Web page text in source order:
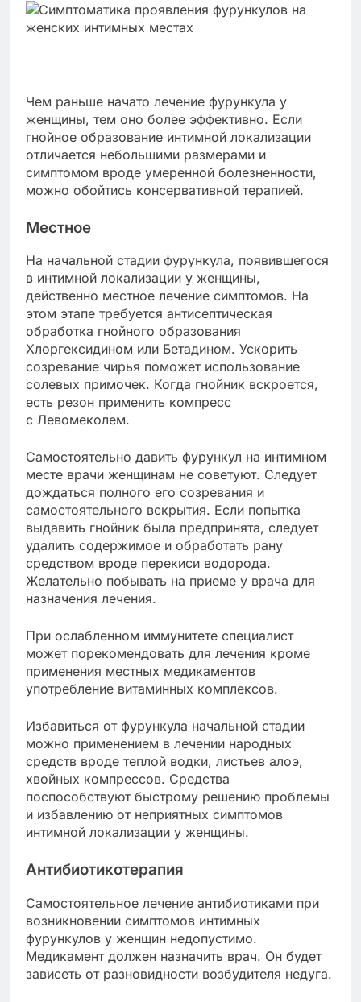
Чем раньше начато лечение фурункула у
женщины, тем оно более эффективно. Если
гнойное образование интимной локализации
отличается небольшими размерами и
симптомом вроде умеренной болезненности,
можно обойтись консервативной терапией.
Местное
На начальной стадии фурункула, появившегося
в интимной локализации у женщины,
действенно местное лечение симптомов. На
этом этапе требуется антисептическая
обработка гнойного образования
Хлоргексидином или Бетадином. Ускорить
созревание чирья поможет использование
солевых примочек. Когда гнойник вскроется,
есть резон применить компресс
с Левомеколем.
Самостоятельно давить фурункул на интимном
месте врачи женщинам не советуют. Следует
дождаться полного его созревания и
самостоятельного вскрытия. Если попытка
выдавить гнойник была предпринята, следует
удалить содержимое и обработать рану
средством вроде перекиси водорода.
Желательно побывать на приеме у врача для
назначения лечения.
При ослабленном иммунитете специалист
может порекомендовать для лечения кроме
применения местных медикаментов
употребление витаминных комплексов.
Избавиться от фурункула начальной стадии
можно применением в лечении народных
средств вроде теплой водки, листьев алоэ,
хвойных компрессов. Средства
поспособствуют быстрому решению проблемы
и избавлению от неприятных симптомов
интимной локализации у женщины.
Антибиотикотерапия
Самостоятельное лечение антибиотиками при
возникновении симптомов интимных
фурункулов у женщин недопустимо.
Медикамент должен назначить врач. Он будет
зависеть от разновидности возбудителя недуга.